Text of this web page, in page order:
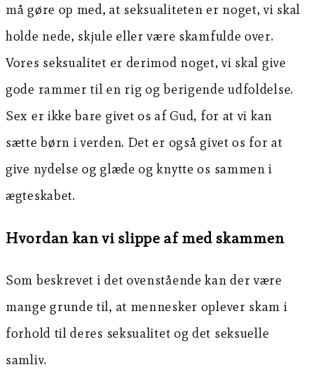
må gøre op med, at seksualiteten er noget, vi skal
holde nede, skjule eller være skamfulde over.
Vores seksualitet er derimod noget, vi skal give
gode rammer til en rig og berigende udfoldelse.
Sex er ikke bare givet os af Gud, for at vi kan
sætte børn i verden. Det er også givet os for at
give nydelse og glæde og knytte os sammen i
ægteskabet.
Hvordan kan vi slippe af med skammen
Som beskrevet i det ovenstående kan der være
mange grunde til, at mennesker oplever skam i
forhold til deres seksualitet og det seksuelle
samliv.